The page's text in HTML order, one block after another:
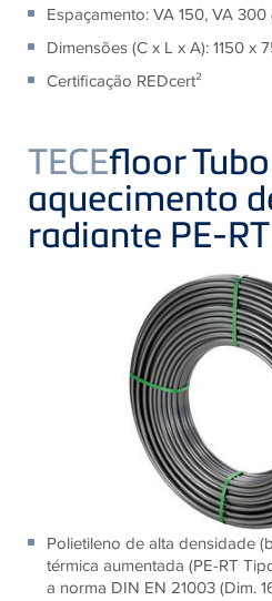
Espaçamento: VA 150, VA
Dimensões (C x L x A): 1150 x
Certificação REDcert²
TECEfloor
aquecimento
radiante PE-
Polietileno de alta densidade
térmica aumentada (PE-RT
a norma DIN EN 21003 (Dim.